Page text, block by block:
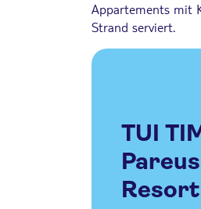
Appartements mit
Strand serviert.
TUI
Resort